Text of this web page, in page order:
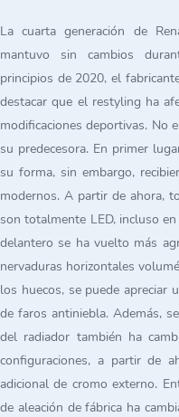
La cuarta generación de
mantuvo sin cambios
principios de 2020, el
destacar que el restyling ha
modificaciones deportivas. No
su predecesora. En primer
su forma, sin embargo,
modernos. A partir de ahora,
son totalmente LED, incluso
delantero se ha vuelto más
nervaduras horizontales
los huecos, se puede apreciar
de faros antiniebla. Además,
del radiador también ha
configuraciones, a partir de
adicional de cromo externo.
de aleación de fábrica ha